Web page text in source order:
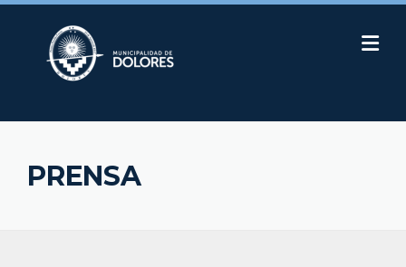
Skip
PRENSA